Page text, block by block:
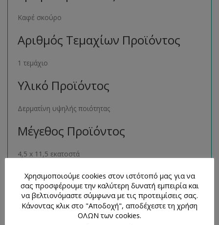
Καφέ σκούρο
Αριθμός Τεμαχίων Προϊόντος
1 τεμάχιο
Υλικό Προϊόντος
Δερματίνη υψηλής ποιότητας
Μέγεθος Προϊόντος
4,5 x 11,5 εκατοστά
Παρόμοια Προϊόντα
Μπορείτε να βρείτε πολλά παρόμοια προϊόντα της ίδιας
κατηγορίας στο ηλεκτρονικό μας κατάστημα
Χρησιμοποιούμε cookies στον ιστότοπό μας για να
σας προσφέρουμε την καλύτερη δυνατή εμπειρία και
να βελτιονόμαστε σύμφωνα με τις προτειμίσεις σας.
Κάνοντας κλικ στο "Αποδοχή", αποδέχεστε τη χρήση
ΟΛΩΝ των cookies.